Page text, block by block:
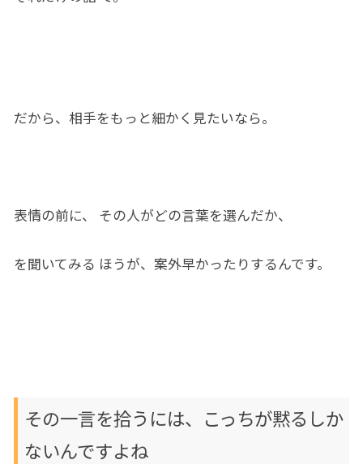
だから、相手をもっと細かく見たいなら。
表情の前に、 その人がどの言葉を選んだか、
を聞いてみる ほうが、案外早かったりするんです。
その一言を拾う には、こっちが黙る しか
ないんですよね